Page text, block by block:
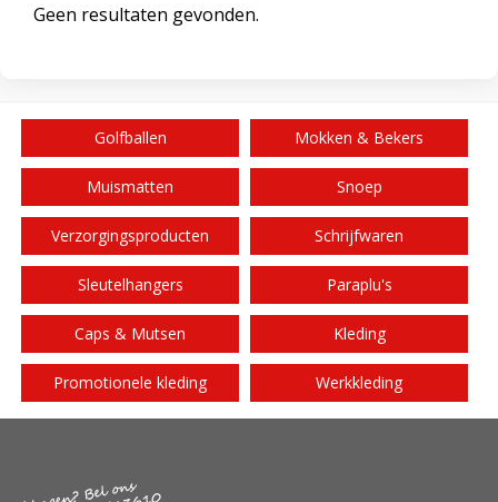
Geen resultaten gevonden.
Golfballen Mokken & Bekers
Muismatten Snoep
Verzorgingsproducten Schrijfwaren
Sleutelhangers Paraplu's
Caps & Mutsen Kleding
Promotionele kleding Werkkleding